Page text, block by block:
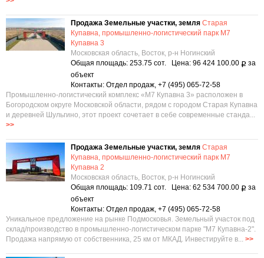
Продажа Земельные участки, земля Старая
Купавна, промышленно-логистический парк М7
Купавна 3
Московская область, Восток, р-н Ногинский
Общая площадь: 253.75 сот. Цена: 96 424 100.00 Р за
объект
Контакты: Отдел продаж, +7 (495) 065-72-58
Промышленно-логистический комплекс «М7 Купавна 3» расположен в
Богородском округе Московской области, рядом с городом Старая Купавна
и деревней Шульгино, этот проект сочетает в себе современные станда...
>>
Продажа Земельные участки, земля Старая
Купавна, промышленно-логистический парк М7
Купавна 2
Московская область, Восток, р-н Ногинский
Общая площадь: 109.71 сот. Цена: 62 534 700.00 Р за
объект
Контакты: Отдел продаж, +7 (495) 065-72-58
Уникальное предложение на рынке Подмосковья. Земельный участок под
склад/производство в промышленно-логистическом парке "М7 Купавна-2".
Продажа напрямую от собственника, 25 км от МКАД. Инвестируйте в... >>